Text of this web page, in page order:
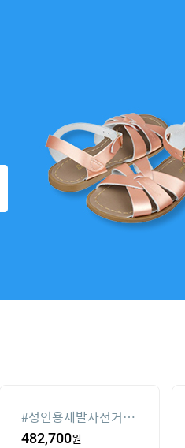
#성인용세발자전거중
고
482,700원